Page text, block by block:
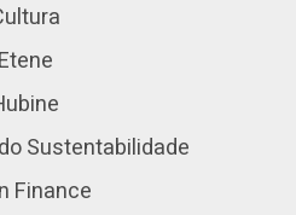
Etene
Sustentabilidade
Finance